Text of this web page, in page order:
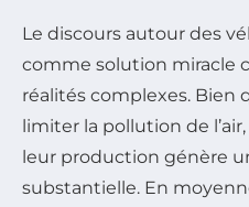
Le discours autour des
comme solution miracle
réalités complexes. Bien
limiter la pollution de
leur production génère
substantielle. En